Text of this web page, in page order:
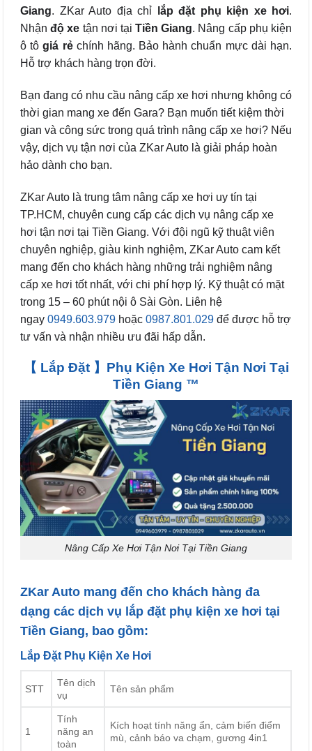
Giang. ZKar Auto địa chỉ lắp đặt phụ kiện xe hơi.
Nhậnđộ xe tận nơi tại Tiền Giang. Nâng cấp phụ kiện
ô tôgiá rẻchính hãng. Bảo hành chuẩn mực dài hạn.
Hỗ trợ khách hàng trọn đời.
Bạn đang có nhu cầu nâng cấp xe hơi nhưng không có
thời gian mang xe đến Gara? Bạn muốn tiết kiệm thời
gian và công sức trong quá trình nâng cấp xe hơi? Nếu
vậy, dịch vụ tận nơi của ZKar Auto là giải pháp hoàn
hảo dành cho bạn.
ZKar Auto là trung tâm nâng cấp xe hơi uy tín tại
TP.HCM, chuyên cung cấp các dịch vụ nâng cấp xe
hơi tận nơi tại Tiền Giang. Với đội ngũ kỹ thuật viên
chuyên nghiệp, giàu kinh nghiệm, ZKar Auto cam kết
mang đến cho khách hàng những trải nghiệm nâng
cấp xe hơi tốt nhất, với chi phí hợp lý. Kỹ thuật có mặt
trong 15 – 60 phút nội ô Sài Gòn. Liên hệ
ngay 0949.603.979 hoặc 0987.801.029 để được hỗ trợ
tư vấn và nhận nhiều ưu đãi hấp dẫn.
【 Lắp Đặt 】Phụ Kiện Xe Hơi Tận Nơi Tại
Tiền Giang ™
Nâng Cấp Xe Hơi Tận Nơi Tại Tiền Giang
ZKar Auto mang đến cho khách hàng đa
dạng các dịch vụ lắp đặt phụ kiện xe hơi tại
Tiền Giang, bao gồm:
Lắp Đặt Phụ Kiện Xe Hơi
STT
Tên dịch
vụ
Tên sản phẩm
1
Tính
năng an
toàn
Kích hoạt tính năng ẩn, cảm biến điểm
mù, cảnh báo va chạm, gương 4in1